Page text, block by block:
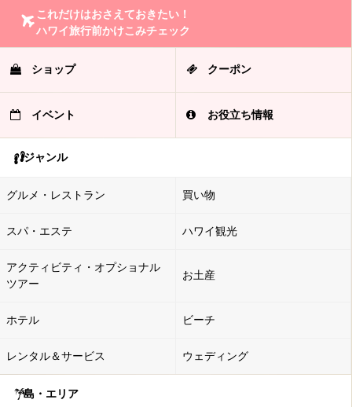
これだけはおさえておきたい！
ハワイ旅行前かけこみチェック
ショップ クーポン
イベント お役立ち情報
ジャンル
グルメ・レストラン 買い物
スパ・エステ ハワイ観光
アクティビティ・オプショナル
ツアー
お土産
ホテル ビーチ
レンタル＆サービス ウェディング
島・エリア